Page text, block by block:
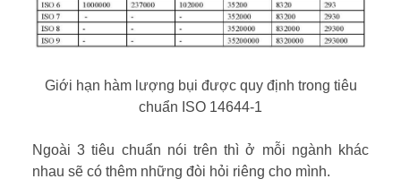
Giới hạn hàm lượng bụi được quy định trong tiêu
chuẩn ISO 14644-1
Ngoài 3 tiêu chuẩn nói trên thì ở mỗi ngành khác
nhau sẽ có thêm những đòi hỏi riêng cho mình.